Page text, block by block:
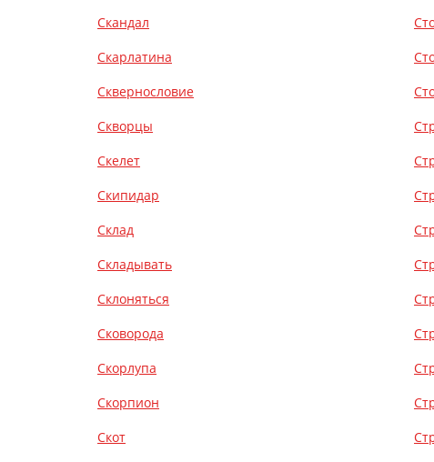
Скандал
Скарлатина
Сквернословие
Скворцы
Скелет
Скипидар
Склад
Складывать
Склоняться
Сковорода
Скорлупа
Скорпион
Скот